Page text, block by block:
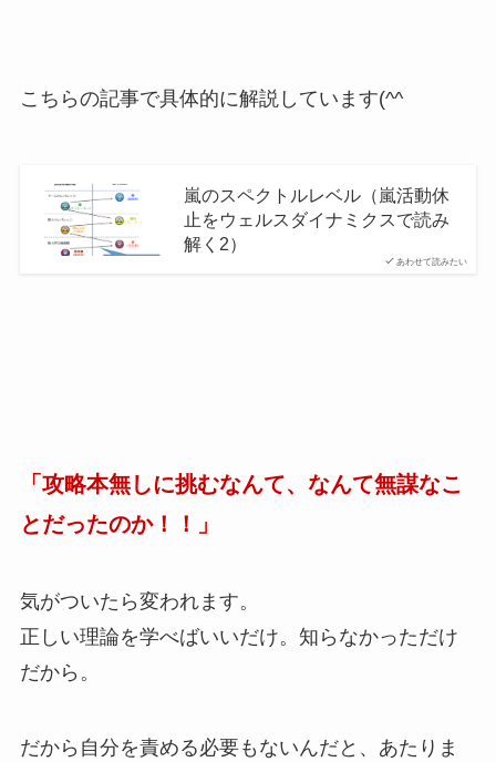
こちらの記事で具体的に解説しています(^^ゞ
あわせて読みたい
嵐のスペクトルレベル（嵐活動休
止をウェルスダイナミクスで読み
解く2）
「攻略本無しに挑むなんて、なんて無謀なこ
とだったのか！！」
気がついたら変われます。
正しい理論を学べばいいだけ。知らなかっただけ
だから。
だから自分を責める必要もないんだと、あたりま